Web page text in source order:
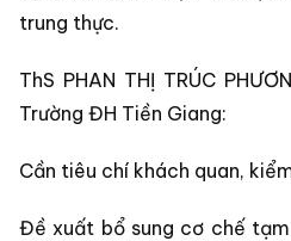
trung thực.
ThS PHAN THỊ TRÚC
Trường ĐH Tiền Giang:
Cần tiêu chí khách quan,
Đề xuất bổ sung cơ chế